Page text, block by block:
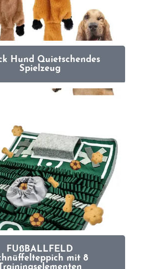
Hund Quietschendes
Spielzeug
FUßBALLFELD
mit 8